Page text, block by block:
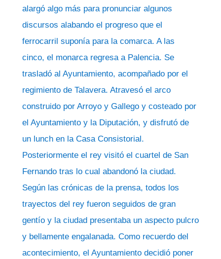
alargó algo más para pronunciar algunos
discursos alabando el progreso que el
ferrocarril suponía para la comarca. A las
cinco, el monarca regresa a Palencia. Se
trasladó al Ayuntamiento, acompañado por el
regimiento de Talavera. Atravesó el arco
construido por Arroyo y Gallego y costeado por
el Ayuntamiento y la Diputación, y disfrutó de
un lunch en la Casa Consistorial.
Posteriormente el rey visitó el cuartel de San
Fernando tras lo cual abandonó la ciudad.
Según las crónicas de la prensa, todos los
trayectos del rey fueron seguidos de gran
gentío y la ciudad presentaba un aspecto pulcro
y bellamente engalanada. Como recuerdo del
acontecimiento, el Ayuntamiento decidió poner